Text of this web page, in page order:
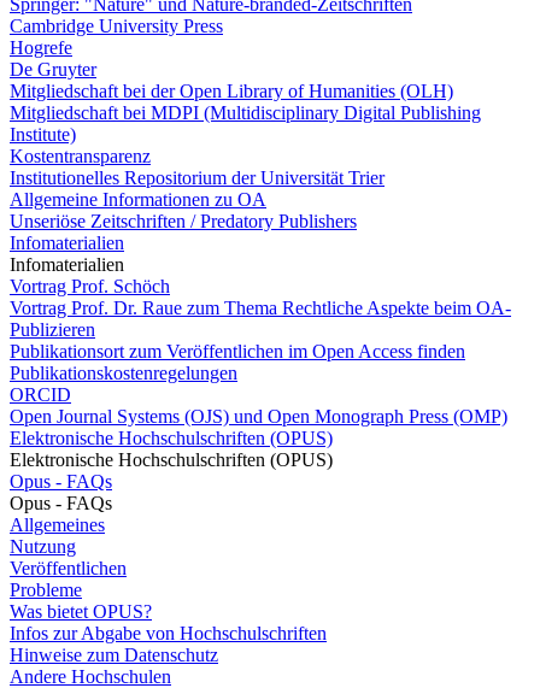
Springer: "Nature" und Nature-branded-Zeitschriften
Cambridge University Press
Hogrefe
De Gruyter
Mitgliedschaft bei der Open Library of Humanities (OLH)
Mitgliedschaft bei MDPI (Multidisciplinary Digital Publishing
Institute)
Kostentransparenz
Institutionelles Repositorium der Universität Trier
Allgemeine Informationen zu OA
Unseriöse Zeitschriften / Predatory Publishers
Infomaterialien
Infomaterialien
Vortrag Prof. Schöch
Vortrag Prof. Dr. Raue zum Thema Rechtliche Aspekte beim OA-
Publizieren
Publikationsort zum Veröffentlichen im Open Access finden
Publikationskostenregelungen
ORCID
Open Journal Systems (OJS) und Open Monograph Press (OMP)
Elektronische Hochschulschriften (OPUS)
Elektronische Hochschulschriften (OPUS)
Opus - FAQs
Opus - FAQs
Allgemeines
Nutzung
Veröffentlichen
Probleme
Was bietet OPUS?
Infos zur Abgabe von Hochschulschriften
Hinweise zum Datenschutz
Andere Hochschulen